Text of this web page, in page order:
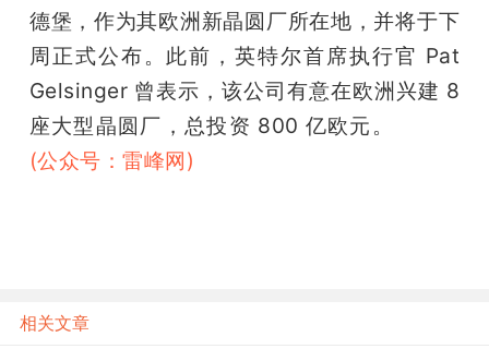
德堡，作为其欧洲新晶圆厂所在地，并将于下
周正式公布。此前，英特尔首席执行官 Pat
Gelsinger 曾表示，该公司有意在欧洲兴建 8
座大型晶圆厂，总投资 800 亿欧元。
(公众号：雷峰网)
相关文章